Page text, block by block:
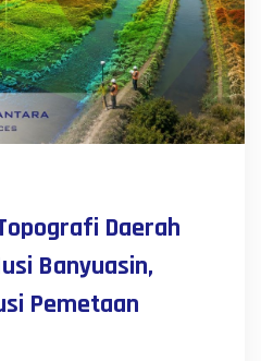
Daerah
Banyuasin,
Pemetaan